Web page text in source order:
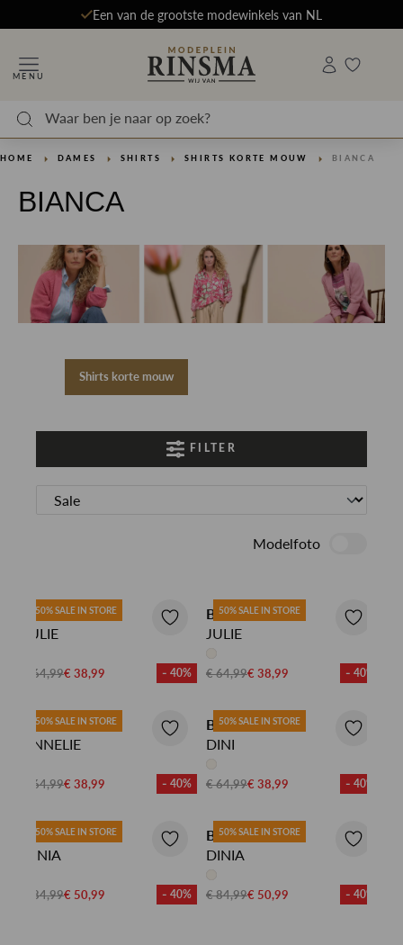
Een van de grootste modewinkels van NL
MENU
HOME DAMES SHIRTS SHIRTS KORTE MOUW BIANCA
BIANCA
Shirts korte mouw
FILTER
Modelfoto
50% SALE IN STORE
BIANCA SHIRT
JULIE
€ 64,99€ 38,99 - 40%
50% SALE IN STORE
BIANCA SHIRT
JULIE
€ 64,99€ 38,99 - 40%
50% SALE IN STORE
BIANCA SHIRT
ANNELIE
€ 64,99€ 38,99 - 40%
50% SALE IN STORE
BIANCA SHIRT
DINI
€ 64,99€ 38,99 - 40%
50% SALE IN STORE
BIANCA SHIRT
DINIA
€ 84,99€ 50,99 - 40%
50% SALE IN STORE
BIANCA SHIRT
DINIA
€ 84,99€ 50,99 - 40%